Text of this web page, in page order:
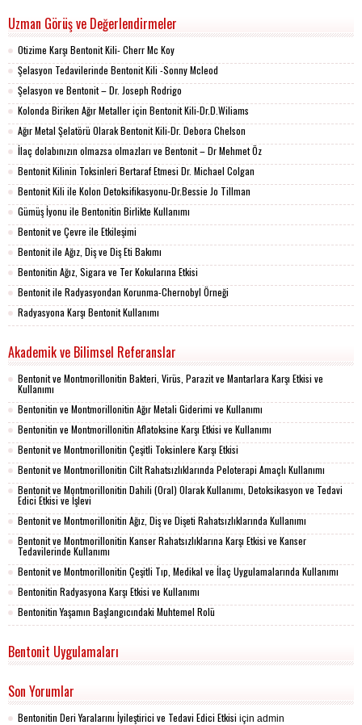
Uzman Görüş ve Değerlendirmeler
Otizime Karşı Bentonit Kili- Cherr Mc Koy
Şelasyon Tedavilerinde Bentonit Kili -Sonny Mcleod
Şelasyon ve Bentonit – Dr. Joseph Rodrigo
Kolonda Biriken Ağır Metaller için Bentonit Kili-Dr.D.Wiliams
Ağır Metal Şelatörü Olarak Bentonit Kili-Dr. Debora Chelson
İlaç dolabınızın olmazsa olmazları ve Bentonit – Dr Mehmet Öz
Bentonit Kilinin Toksinleri Bertaraf Etmesi Dr. Michael Colgan
Bentonit Kili ile Kolon Detoksifikasyonu-Dr.Bessie Jo Tillman
Gümüş İyonu ile Bentonitin Birlikte Kullanımı
Bentonit ve Çevre ile Etkileşimi
Bentonit ile Ağız, Diş ve Diş Eti Bakımı
Bentonitin Ağız, Sigara ve Ter Kokularına Etkisi
Bentonit ile Radyasyondan Korunma-Chernobyl Örneği
Radyasyona Karşı Bentonit Kullanımı
Akademik ve Bilimsel Referanslar
Bentonit ve Montmorillonitin Bakteri, Virüs, Parazit ve Mantarlara Karşı Etkisi ve
Kullanımı
Bentonitin ve Montmorillonitin Ağır Metali Giderimi ve Kullanımı
Bentonitin ve Montmorillonitin Aflatoksine Karşı Etkisi ve Kullanımı
Bentonit ve Montmorillonitin Çeşitli Toksinlere Karşı Etkisi
Bentonit ve Montmorillonitin Cilt Rahatsızlıklarında Peloterapi Amaçlı Kullanımı
Bentonit ve Montmorillonitin Dahili (Oral) Olarak Kullanımı, Detoksikasyon ve Tedavi
Edici Etkisi ve İşlevi
Bentonit ve Montmorillonitin Ağız, Diş ve Dişeti Rahatsızlıklarında Kullanımı
Bentonit ve Montmorillonitin Kanser Rahatsızlıklarına Karşı Etkisi ve Kanser
Tedavilerinde Kullanımı
Bentonit ve Montmorillonitin Çeşitli Tıp, Medikal ve İlaç Uygulamalarında Kullanımı
Bentonitin Radyasyona Karşı Etkisi ve Kullanımı
Bentonitin Yaşamın Başlangıcındaki Muhtemel Rolü
Bentonit Uygulamaları
Son Yorumlar
Bentonitin Deri Yaralarını İyileştirici ve Tedavi Edici Etkisi için admin